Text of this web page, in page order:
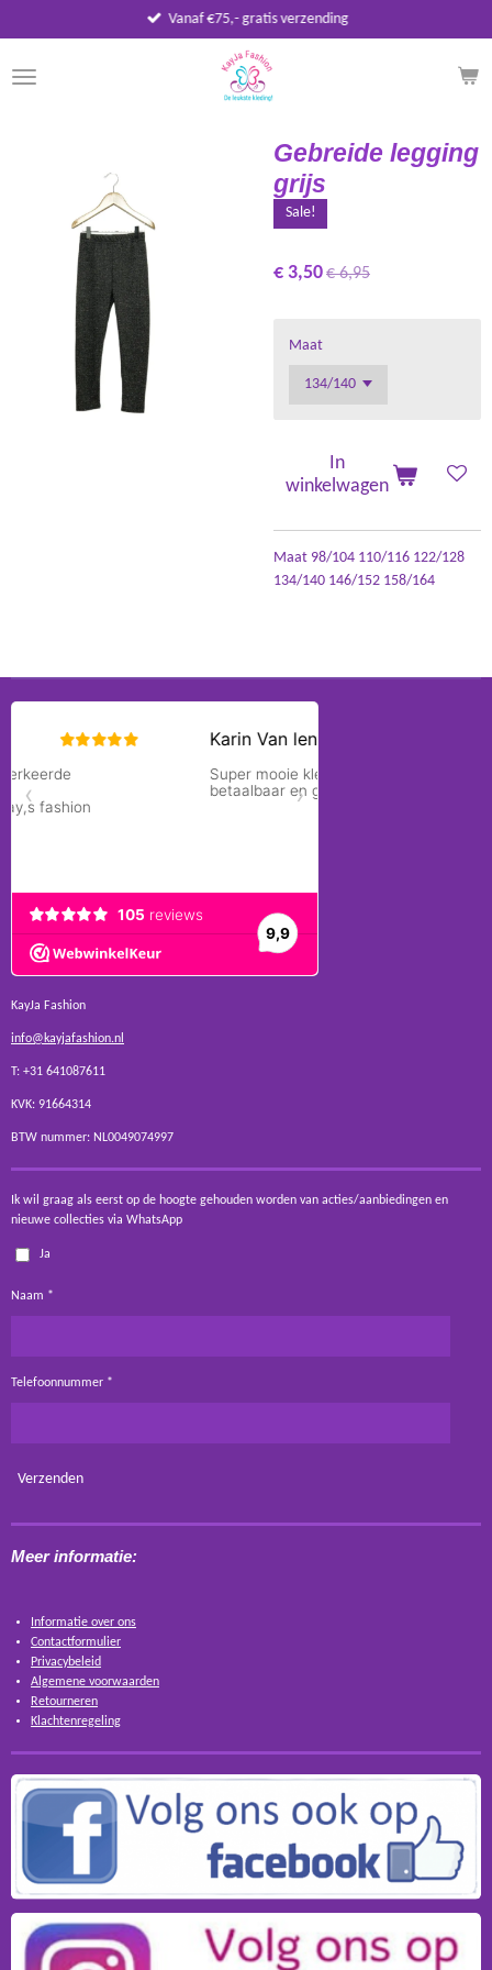
direct
naar
de
Vanaf €75,- gratis verzending
Gebreide legging
grijs
Sale!
€ 3,50€ 6,95
Maat
In
winkelwagen
Maat 98/104 110/116 122/128
134/140 146/152 158/164
KayJa Fashion
info@kayjafashion.nl
T: +31 641087611
KVK: 91664314
BTW nummer: NL0049074997
Ik wil graag als eerst op de hoogte gehouden worden van acties/aanbiedingen en
nieuwe collecties via WhatsApp
Ja
Naam *
Telefoonnummer *
Verzenden
Meer informatie:
Informatie over ons
Contactformulier
Privacybeleid
Algemene voorwaarden
Retourneren
Klachtenregeling